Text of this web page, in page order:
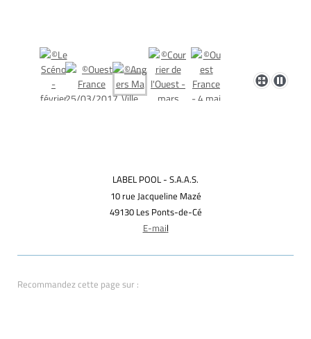
LABEL POOL - S.A.A.S.
10 rue Jacqueline Mazé
49130 Les Ponts-de-Cé
E-mail
Recommandez cette page sur :